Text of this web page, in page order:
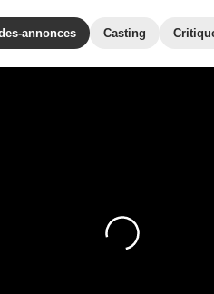
annonces Casting